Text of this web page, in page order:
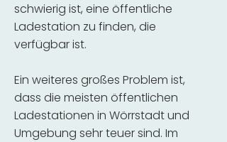
schwierig ist, eine öffentliche
Ladestation zu finden, die
verfügbar ist.
Ein weiteres großes Problem ist,
dass die meisten öffentlichen
Ladestationen in Wörrstadt und
Umgebung sehr teuer sind. Im